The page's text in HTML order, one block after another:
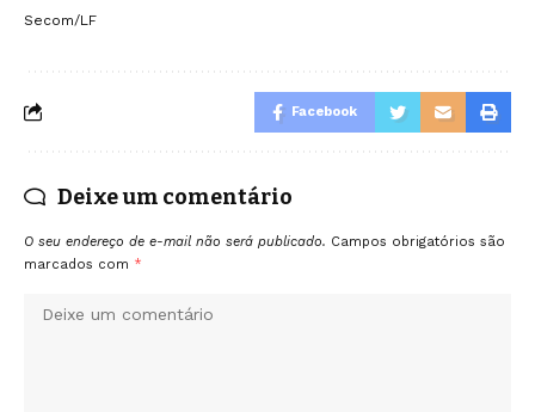
Secom/LF
Facebook
Deixe um comentário
O seu endereço de e-mail não será publicado. Campos obrigatórios são
marcados com *